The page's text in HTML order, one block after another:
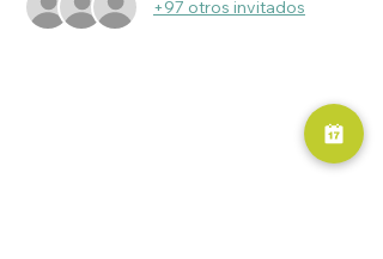
+97 otros invitados